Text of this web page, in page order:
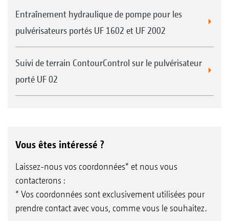
Entraînement hydraulique de pompe pour les
pulvérisateurs portés UF 1602 et UF 2002
Suivi de terrain ContourControl sur le pulvérisateur
porté UF 02
Vous êtes intéressé ?
Laissez-nous vos coordonnées* et nous vous
contacterons :
* Vos coordonnées sont exclusivement utilisées pour
prendre contact avec vous, comme vous le souhaitez.